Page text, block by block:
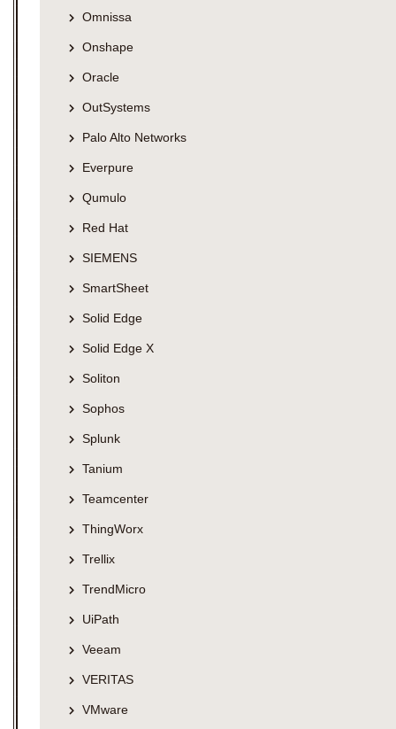
Omnissa
Onshape
Oracle
OutSystems
Palo Alto Networks
Everpure
Qumulo
Red Hat
SIEMENS
SmartSheet
Solid Edge
Solid Edge X
Soliton
Sophos
Splunk
Tanium
Teamcenter
ThingWorx
Trellix
TrendMicro
UiPath
Veeam
VERITAS
VMware